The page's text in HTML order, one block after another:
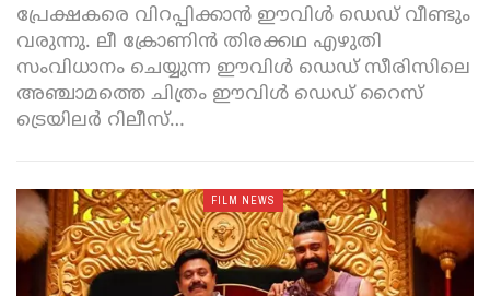
പ്രേക്ഷകരെ വിറപ്പിക്കാൻ ഈവിള്‍ ഡെഡ് വീണ്ടും
വരുന്നു. ലീ ക്രോണിൻ തിരക്കഥ എഴുതി
സംവിധാനം ചെയ്യുന്ന ഈവിൾ ഡെഡ് സീരിസിലെ
അഞ്ചാമത്തെ ചിത്രം ഈവിള്‍ ഡെഡ് റൈസ്
ട്രെയിലർ റിലീസ്…
FILM NEWS